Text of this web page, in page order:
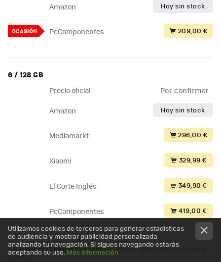
Amazon Hoy sin stock
OCASIÓN PcComponentes 209,00 €
6 / 128 GB
Precio oficial Por confirmar
Amazon Hoy sin stock
Mediamarkt 296,00 €
Xiaomi 329,99 €
El Corte Inglés 349,90 €
PcComponentes 419,00 €
* Algunos precios pueden haber cambiado desde nuestra última
revisión
Utilizamos cookies de terceros para generar estadísticas
de audiencia y mostrar publicidad personalizada
analizando tu navegación. Si sigues navegando estarás
aceptando su uso. Más información